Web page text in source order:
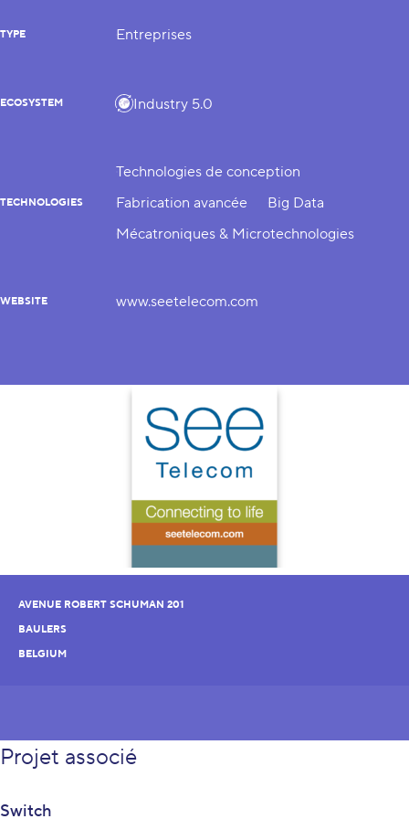
TYPE Entreprises
ECOSYSTEM Industry 5.0
TECHNOLOGIES
Technologies de conception
Fabrication avancée
Big Data
Mécatroniques & Microtechnologies
WEBSITE www.seetelecom.com
AVENUE ROBERT SCHUMAN 201
BAULERS
BELGIUM
Projet associé
Switch